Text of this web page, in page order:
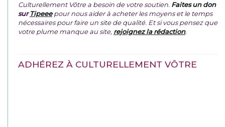
Culturellement Vôtre a besoin de votre soutien. Faites un don
surTipeeepour nous aider à acheter les moyens et le temps
nécessaires pour faire un site de qualité. Et si vous pensez que
votre plume manque au site, rejoignez la rédaction.
ADHÉREZ À CULTURELLEMENT VÔTRE